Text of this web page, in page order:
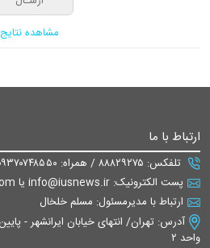
مشاهده نتایج
ارتباط با ما
تلفکس: ۸۸۸۲۹۲۷۵ / همراه: ۰۹۳۷۰۷۴۸۵۵۰
پست الکترونیک: info@iusnews.ir یا eiusnews@gmail.com
ارتباط با مدیرمسئول: مسلم خلخال
واحد ۲